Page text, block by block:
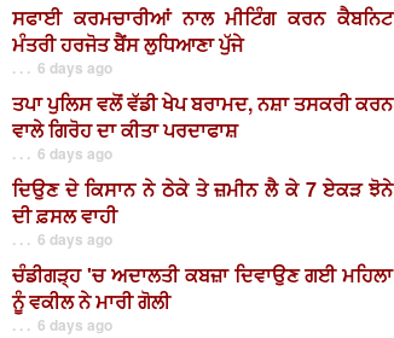
ਸਫਾਈ ਕਰਮਚਾਰੀਆਂ ਨਾਲ ਮੀਟਿੰਗ ਕਰਨ ਕੈਬਨਿਟ
ਮੰਤਰੀ ਹਰਜੋਤ ਬੈਂਸ ਲੁਧਿਆਣਾ ਪੁੱਜੇ
. . . 6 days ago
ਤਪਾ ਪੁਲਿਸ ਵਲੋਂ ਵੱਡੀ ਖੇਪ ਬਰਾਮਦ, ਨਸ਼ਾ ਤਸਕਰੀ ਕਰਨ
ਵਾਲੇ ਗਿਰੋਹ ਦਾ ਕੀਤਾ ਪਰਦਾਫਾਸ਼
. . . 6 days ago
ਦਿਉਣ ਦੇ ਕਿਸਾਨ ਨੇ ਠੇਕੇ ਤੇ ਜ਼ਮੀਨ ਲੈ ਕੇ 7 ਏਕੜ ਝੋਨੇ
ਦੀ ਫ਼ਸਲ ਵਾਹੀ
. . . 6 days ago
ਚੰਡੀਗੜ੍ਹ 'ਚ ਅਦਾਲਤੀ ਕਬਜ਼ਾ ਦਿਵਾਉਣ ਗਈ ਮਹਿਲਾ
ਨੂੰ ਵਕੀਲ ਨੇ ਮਾਰੀ ਗੋਲੀ
. . . 6 days ago